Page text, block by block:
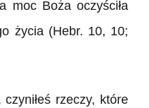
moc Boża oczyściła
życia (Hebr. 10, 10;
czyniłeś rzeczy, które